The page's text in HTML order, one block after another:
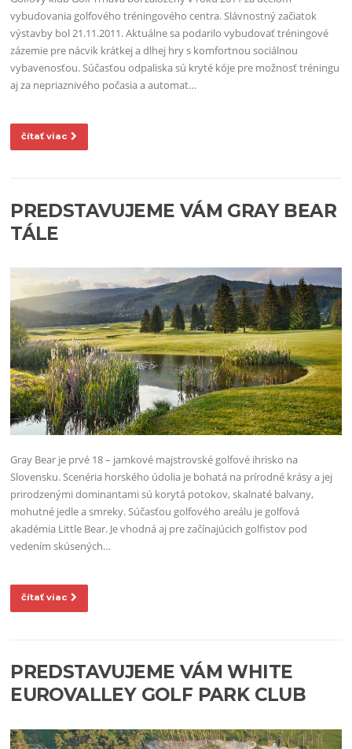
vybudovania golfového tréningového centra. Slávnostný začiatok
výstavby bol 21.11.2011. Aktuálne sa podarilo vybudovať tréningové
zázemie pre nácvik krátkej a dlhej hry s komfortnou sociálnou
vybavenosťou. Súčasťou odpaliska sú kryté kóje pre možnosť tréningu
aj za nepriaznivého počasia a automat…
čítať viac
PREDSTAVUJEME VÁM GRAY BEAR
TÁLE
Gray Bear je prvé 18 – jamkové majstrovské golfové ihrisko na
Slovensku. Scenéria horského údolia je bohatá na prírodné krásy a jej
prirodzenými dominantami sú korytá potokov, skalnaté balvany,
mohutné jedle a smreky. Súčasťou golfového areálu je golfová
akadémia Little Bear. Je vhodná aj pre začínajúcich golfistov pod
vedením skúsených…
čítať viac
PREDSTAVUJEME VÁM WHITE
EUROVALLEY GOLF PARK CLUB